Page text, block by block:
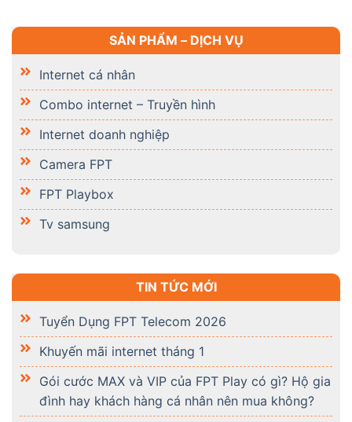
SẢN PHẨM – DỊCH VỤ
Internet cá nhân
Combo internet – Truyền hình
Internet doanh nghiệp
Camera FPT
FPT Playbox
Tv samsung
TIN TỨC MỚI
Tuyển Dụng FPT Telecom 2026
Khuyến mãi internet tháng 1
Gói cước MAX và VIP của FPT Play có gì? Hộ gia
đình hay khách hàng cá nhân nên mua không?